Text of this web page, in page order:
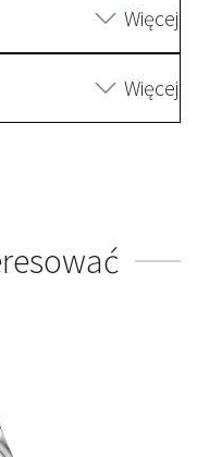
Więcej
Więcej